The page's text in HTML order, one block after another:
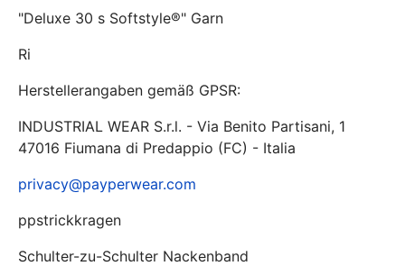
"Deluxe 30 s Softstyle®" Garn
Ri
Herstellerangaben gemäß GPSR:
INDUSTRIAL WEAR S.r.l. - Via Benito Partisani, 1
47016 Fiumana di Predappio (FC) - Italia
privacy@payperwear.com
ppstrickkragen
Schulter-zu-Schulter Nackenband